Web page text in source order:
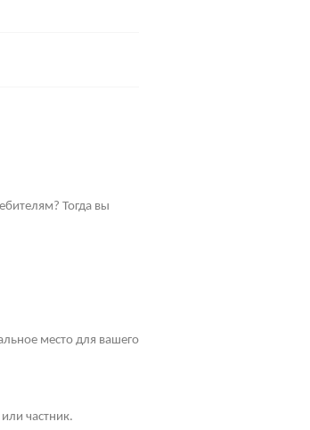
Тогда вы
место для вашего
частник.